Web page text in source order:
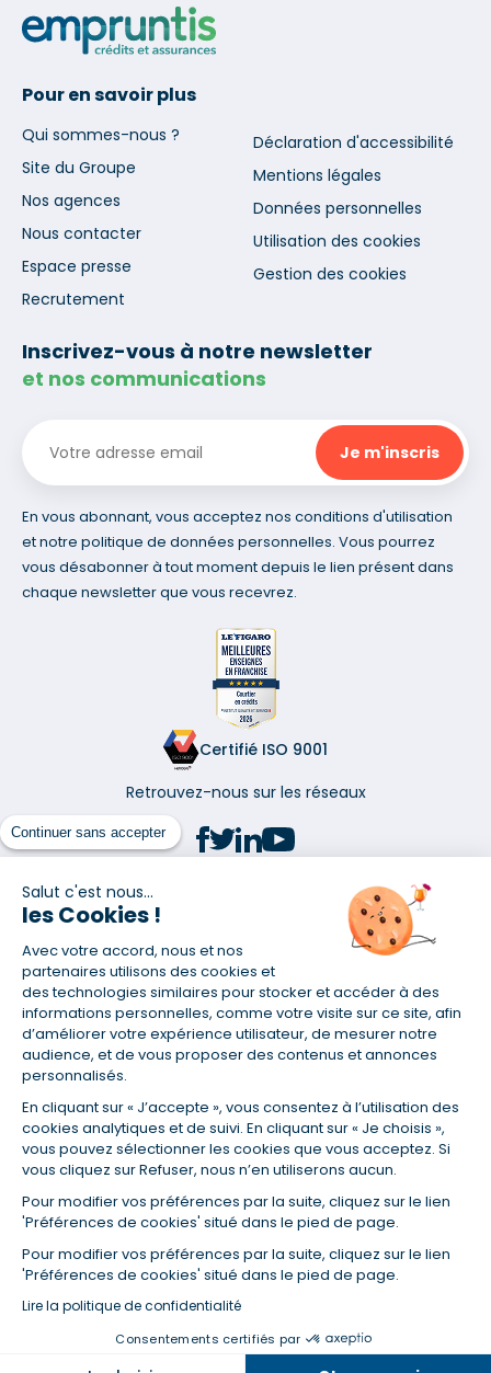
Continuer sans accepter
Salut c'est nous...
les Cookies !
Avec votre accord, nous et nos
partenaires utilisons des cookies et
des technologies similaires pour stocker et accéder à des
informations personnelles, comme votre visite sur ce site, afin
d’améliorer votre expérience utilisateur, de mesurer notre
audience, et de vous proposer des contenus et annonces
personnalisés.
En cliquant sur « J’accepte », vous consentez à l’utilisation des
cookies analytiques et de suivi. En cliquant sur « Je choisis »,
vous pouvez sélectionner les cookies que vous acceptez. Si
vous cliquez sur Refuser, nous n’en utiliserons aucun.
Pour modifier vos préférences par la suite, cliquez sur le lien
'Préférences de cookies' situé dans le pied de page.
Pour modifier vos préférences par la suite, cliquez sur le lien
'Préférences de cookies' situé dans le pied de page.
Lire la politique de confidentialité
Consentements certifiés par
Dans la même catégorie
Pour en savoir plus
Qui sommes-nous ?
Site du Groupe
Nos agences
Nous contacter
Espace presse
Recrutement
Déclaration d'accessibilité
Mentions légales
Données personnelles
Utilisation des cookies
Gestion des cookies
Inscrivez-vous à notre newsletter
et nos communications
En vous abonnant, vous acceptez nos conditions d'utilisation
et notre politique de données personnelles. Vous pourrez
vous désabonner à tout moment depuis le lien présent dans
chaque newsletter que vous recevrez.
Certifié ISO 9001
Retrouvez-nous sur les réseaux
(1) Taux fixe national hors assurance et selon votre profil
(2) Économie de 65 % pour l'assurance d'un prêt amortissable de 330
457,23 € à 0,90 % sur 19,5 ans, accordé à un salarié non cadre assuré à
100 % (décès, PTIA, IPP, ITT, IPP) âgé de 36 ans fumeur et une personne
salariée non cadre assurée à 100 % (décès, PTIA, IPP, ITT, IPP) âgée de 35
ans et non-fumeur, tous deux sans risque médical connu. Au
14/07/2019, coût de l'assurance proposée par la banque 179,08 €/mois
en moyenne contre 64,60 €/mois en moyenne au 14/07/2022 avec
Empruntis.com (TAEA : 0,44 %, coût total de l'assurance : 15 117,65 €).
(3) Taux minimum pour un crédit consommation d'un montant fixé entre
5 000 et 20 000 euros, selon profil et durée.
(4) La diminution du montant des mensualités entraîne l'allongement
de la durée de remboursement ainsi que la hausse du coût total du
(5) Banques de réseau, mutualistes, spécialisées, directions
régionales, organismes de crédit selon votre profil et votre demande.
Mutuelles, compagnies et courtiers d'assurances. Selon votre profil et
votre demande.
régionales, organismes de crédit, selon votre profil et votre demande.